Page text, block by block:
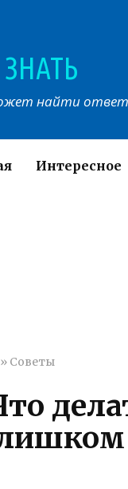
найти
Интересное
» Советы